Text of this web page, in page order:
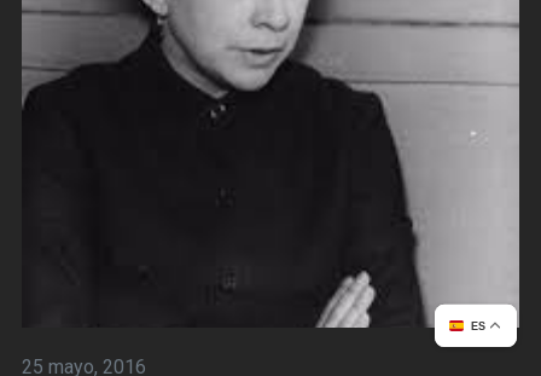
25 mayo, 2016
ES